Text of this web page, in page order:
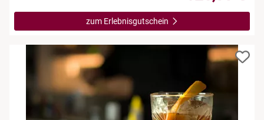
zum Erlebnisgutschein